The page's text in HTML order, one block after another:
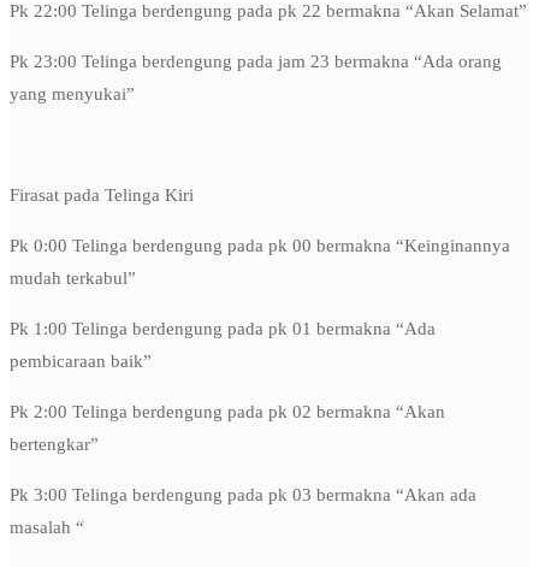
Pk 22:00 Telinga berdengung pada pk 22 bermakna “Akan Selamat”
Pk 23:00 Telinga berdengung pada jam 23 bermakna “Ada orang
yang menyukai”
Firasat pada Telinga Kiri
Pk 0:00 Telinga berdengung pada pk 00 bermakna “Keinginannya
mudah terkabul”
Pk 1:00 Telinga berdengung pada pk 01 bermakna “Ada
pembicaraan baik”
Pk 2:00 Telinga berdengung pada pk 02 bermakna “Akan
bertengkar”
Pk 3:00 Telinga berdengung pada pk 03 bermakna “Akan ada
masalah “